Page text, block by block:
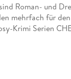
Roman- und
mehrfach für
Krimi Serien